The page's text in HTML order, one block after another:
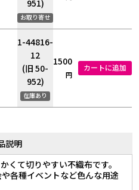
951)
お取り寄せ
1-44816-
12
(旧 50-
952)
在庫あり
1500
円
カートに追加
説明
くて切りやすい不織布です。
各種イベントなど色んな用途